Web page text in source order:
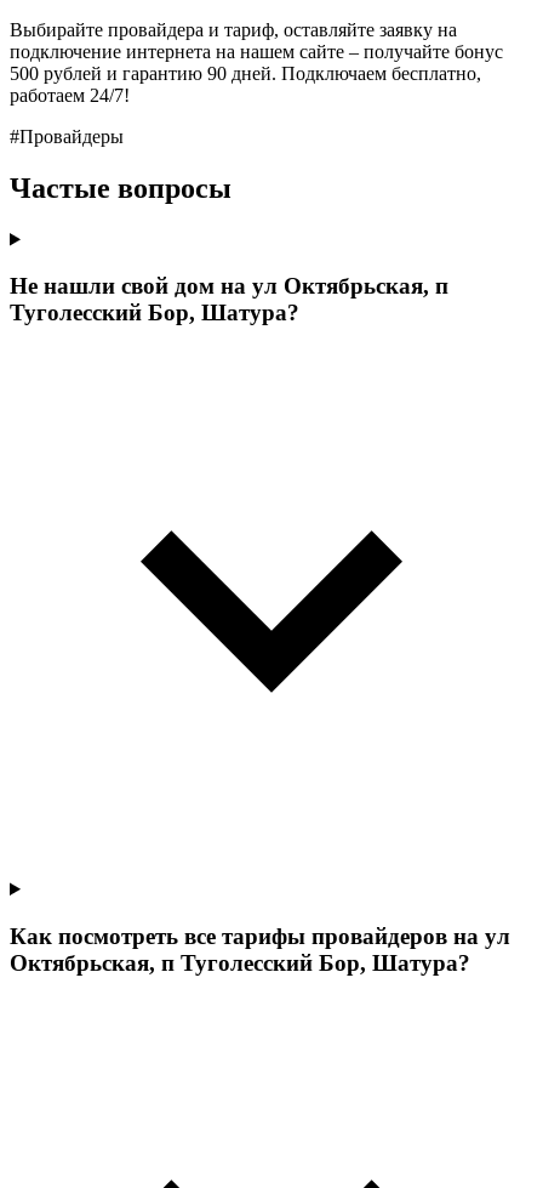
Выбирайте провайдера и тариф, оставляйте заявку на
подключение интернета на нашем сайте – получайте бонус
500 рублей и гарантию 90 дней. Подключаем бесплатно,
работаем 24/7!
#Провайдеры
Частые вопросы
Не нашли свой дом на ул Октябрьская, п
Туголесский Бор, Шатура?
Как посмотреть все тарифы провайдеров на ул
Октябрьская, п Туголесский Бор, Шатура?